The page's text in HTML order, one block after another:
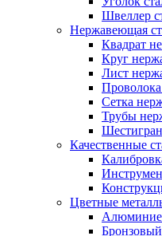
Швеллер
Нержавеющая
Квадрат
Круг
Лист
Сетка
Трубы
Качественные
Цветные